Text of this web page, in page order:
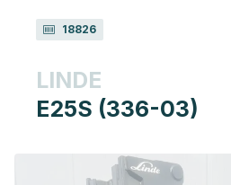
18826
LINDE
E25S (336-03)